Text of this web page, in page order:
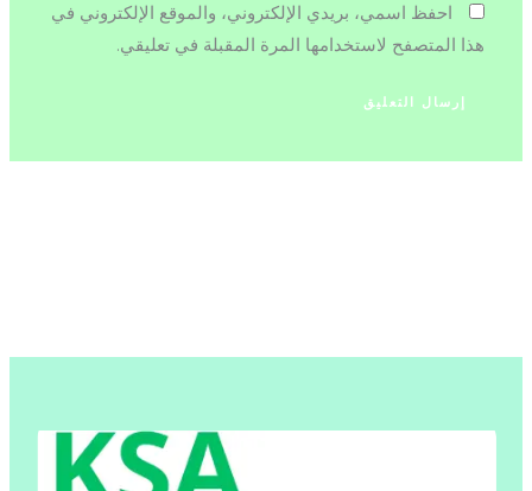
احفظ اسمي، بريدي الإلكتروني، والموقع الإلكتروني في
هذا المتصفح لاستخدامها المرة المقبلة في تعليقي.